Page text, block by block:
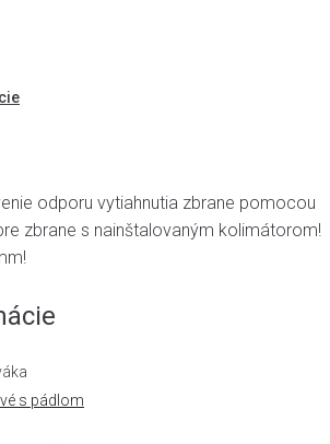
odporu vytiahnutia zbrane pomocou
zbrane s nainštalovaným kolimátorom!
s pádlom